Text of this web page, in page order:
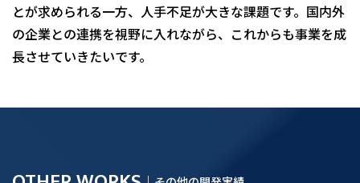
とが求められる一方、人手不足が大きな課題です。国内外
の企業との連携を視野に入れながら、これからも事業を成
長させていきたいです。